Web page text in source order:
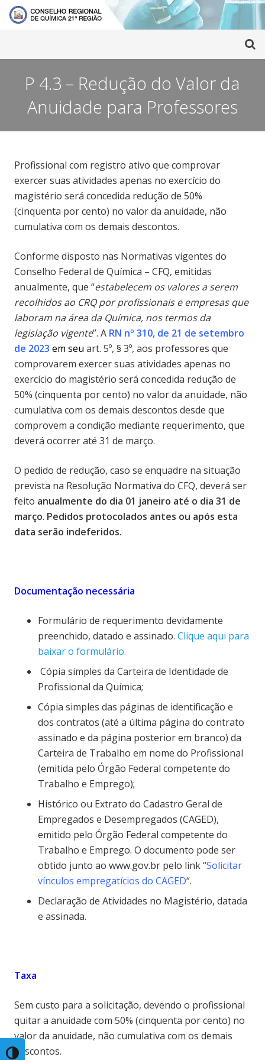
Toggle High Contrast
P 4.3 – Redução do Valor da
Anuidade para Professores
Profissional com registro ativo que comprovar
exercer suas atividades apenas no exercício do
magistério será concedida redução de 50%
(cinquenta por cento) no valor da anuidade, não
cumulativa com os demais descontos.
Conforme disposto nas Normativas vigentes do
Conselho Federal de Química – CFQ, emitidas
anualmente, que “estabelecem os valores a serem
recolhidos ao CRQ por profissionais e empresas que
laboram na área da Química, nos termos da
legislação vigente”. A RN nº 310, de 21 de setembro
de 2023 em seu art. 5º, § 3º, aos professores que
comprovarem exercer suas atividades apenas no
exercício do magistério será concedida redução de
50% (cinquenta por cento) no valor da anuidade, não
cumulativa com os demais descontos desde que
comprovem a condição mediante requerimento, que
deverá ocorrer até 31 de março.
O pedido de redução, caso se enquadre na situação
prevista na Resolução Normativa do CFQ, deverá ser
feito anualmente do dia 01 janeiro até o dia 31 de
março. Pedidos protocolados antes ou após esta
data serão indeferidos.
Documentação necessária
Formulário de requerimento devidamente
preenchido, datado e assinado. Clique aqui para
baixar o formulário.
Cópia simples da Carteira de Identidade de
Profissional da Química;
Cópia simples das páginas de identificação e
dos contratos (até a última página do contrato
assinado e da página posterior em branco) da
Carteira de Trabalho em nome do Profissional
(emitida pelo Órgão Federal competente do
Trabalho e Emprego);
Histórico ou Extrato do Cadastro Geral de
Empregados e Desempregados (CAGED),
emitido pelo Órgão Federal competente do
Trabalho e Emprego. O documento pode ser
obtido junto ao www.gov.br pelo link “Solicitar
vínculos empregatícios do CAGED“.
Declaração de Atividades no Magistério, datada
e assinada.
Taxa
Sem custo para a solicitação, devendo o profissional
quitar a anuidade com 50% (cinquenta por cento) no
valor da anuidade, não cumulativa com os demais
descontos.